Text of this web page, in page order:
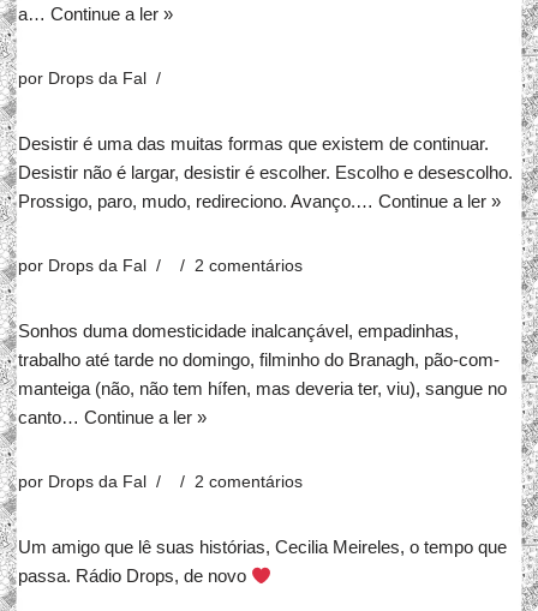
a… Continue a ler »
por Drops da Fal
Desistir é uma das muitas formas que existem de continuar.
Desistir não é largar, desistir é escolher. Escolho e desescolho.
Prossigo, paro, mudo, redireciono. Avanço.… Continue a ler »
por Drops da Fal 2 comentários
Sonhos duma domesticidade inalcançável, empadinhas,
trabalho até tarde no domingo, filminho do Branagh, pão-com-
manteiga (não, não tem hífen, mas deveria ter, viu), sangue no
canto… Continue a ler »
por Drops da Fal 2 comentários
Um amigo que lê suas histórias, Cecilia Meireles, o tempo que
passa. Rádio Drops, de novo